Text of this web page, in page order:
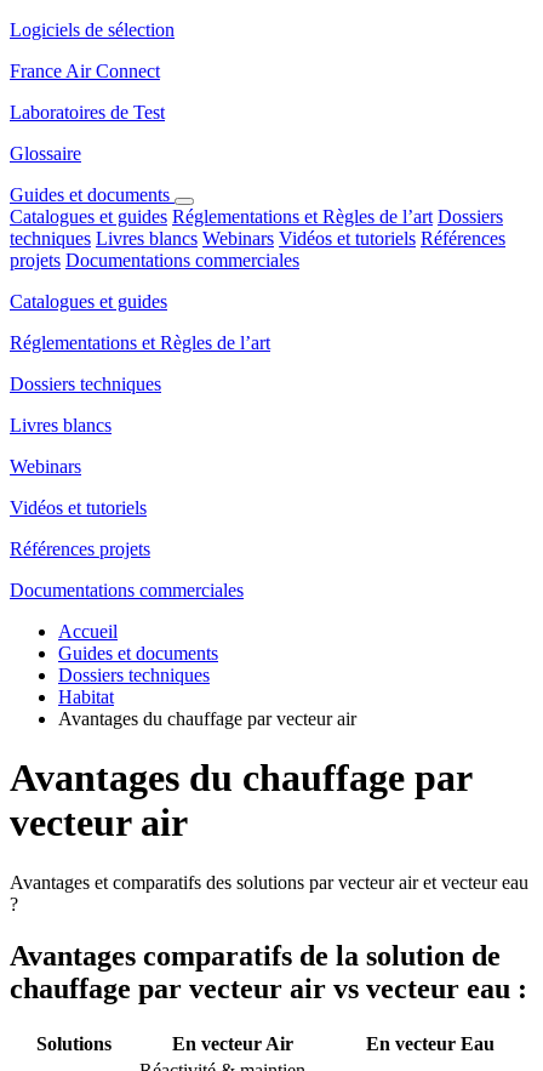
Logiciels de sélection
France Air Connect
Laboratoires de Test
Glossaire
Guides et documents
Catalogues et guides Réglementations et Règles de l’art Dossiers
techniques Livres blancs Webinars Vidéos et tutoriels Références
projets Documentations commerciales
Catalogues et guides
Réglementations et Règles de l’art
Dossiers techniques
Livres blancs
Webinars
Vidéos et tutoriels
Références projets
Documentations commerciales
Accueil
Guides et documents
Dossiers techniques
Habitat
Avantages du chauffage par vecteur air
Avantages du chauffage par
vecteur air
Avantages et comparatifs des solutions par vecteur air et vecteur eau
?
Avantages comparatifs de la solution de
chauffage par vecteur air vs vecteur eau :
Solutions En vecteur Air
En vecteur Eau